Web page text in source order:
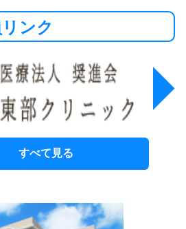
ンク
すべて見る